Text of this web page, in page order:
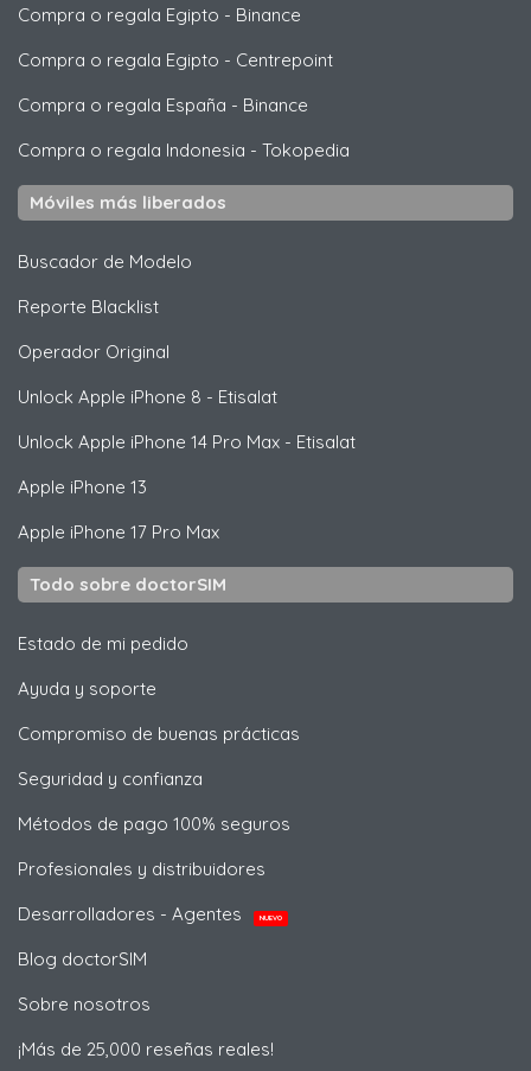
Compra o regala Egipto - Binance
Compra o regala Egipto - Centrepoint
Compra o regala España - Binance
Compra o regala Indonesia - Tokopedia
Móviles más liberados
Buscador de Modelo
Reporte Blacklist
Operador Original
Unlock Apple iPhone 8 - Etisalat
Unlock Apple iPhone 14 Pro Max - Etisalat
Apple iPhone 13
Apple iPhone 17 Pro Max
Todo sobre doctorSIM
Estado de mi pedido
Ayuda y soporte
Compromiso de buenas prácticas
Seguridad y confianza
Métodos de pago 100% seguros
Profesionales y distribuidores
Desarrolladores - Agentes
NUEVO
Blog doctorSIM
Sobre nosotros
¡Más de 25,000 reseñas reales!